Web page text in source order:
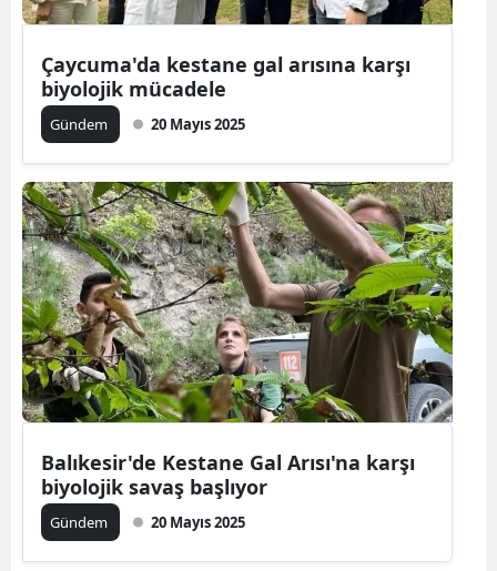
Çaycuma'da kestane gal arısına karşı
biyolojik mücadele
Gündem 20 Mayıs 2025
Balıkesir'de Kestane Gal Arısı'na karşı
biyolojik savaş başlıyor
Gündem 20 Mayıs 2025